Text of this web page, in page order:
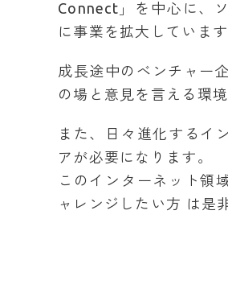
Connect」を中心に、
に事業を拡大しています
成長途中のベンチャー
の場と意見を言える環
また、日々進化するイ
アが必要になります。
このインターネット領
ャレンジしたい方 は是